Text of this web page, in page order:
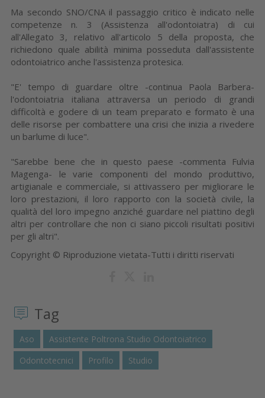
Ma secondo SNO/CNA il passaggio critico è indicato nelle
competenze n. 3 (Assistenza all'odontoiatra) di cui
all'Allegato 3, relativo all'articolo 5 della proposta, che
richiedono quale abilità minima posseduta dall'assistente
odontoiatrico anche l'assistenza protesica.
"E' tempo di guardare oltre -continua Paola Barbera-
l'odontoiatria italiana attraversa un periodo di grandi
difficoltà e godere di un team preparato e formato è una
delle risorse per combattere una crisi che inizia a rivedere
un barlume di luce".
"Sarebbe bene che in questo paese -commenta Fulvia
Magenga- le varie componenti del mondo produttivo,
artigianale e commerciale, si attivassero per migliorare le
loro prestazioni, il loro rapporto con la società civile, la
qualità del loro impegno anziché guardare nel piattino degli
altri per controllare che non ci siano piccoli risultati positivi
per gli altri".
Copyright © Riproduzione vietata-Tutti i diritti riservati
Tag
Aso
Assistente Poltrona Studio Odontoiatrico
Odontotecnici
Profilo Studio